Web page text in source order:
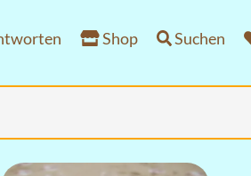
Shop Suchen